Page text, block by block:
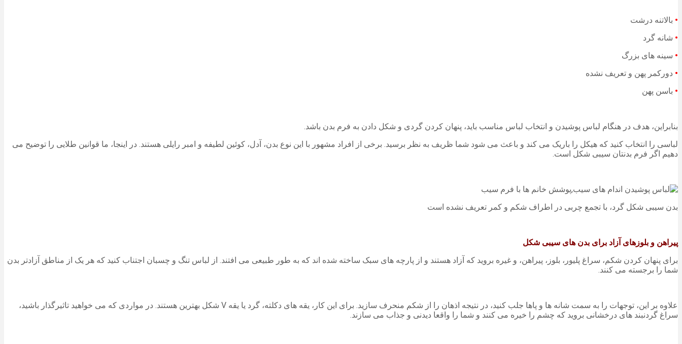
• بالاتنه درشت
• شانه گرد
• سینه های بزرگ
• دورکمر پهن و تعریف نشده
• باسن پهن
بنابراین، هدف در هنگام لباس پوشیدن و انتخاب لباس مناسب باید، پنهان کردن گردی و شکل دادن به فرم بدن باشد.
لباسی را انتخاب کنید که هیکل را باریک می کند و باعث می شود شما ظریف به نظر برسید. برخی از افراد مشهور با این نوع بدن، آدل، کوئین لطیفه و امبر رایلی هستند. در اینجا، ما قوانین طلایی را توضیح می
دهیم اگر فرم بدنتان سیبی شکل است.
بدن سیبی شکل گرد، با تجمع چربی در اطراف شکم و کمر تعریف نشده است
پیراهن و بلوزهای آزاد برای بدن های سیبی شکل
برای پنهان کردن شکم، سراغ پلیور، بلوز، پیراهن، و غیره بروید که آزاد هستند و از پارچه های سبک ساخته شده اند که به طور طبیعی می افتند. از لباس تنگ و چسبان اجتناب کنید که هر یک از مناطق آزادتر بدن
شما را برجسته می کنند.
علاوه بر این، توجهات را به سمت شانه ها و پاها جلب کنید، در نتیجه اذهان را از شکم منحرف سازید. برای این کار، یقه های دکلته، گرد یا یقه V شکل بهترین هستند. در مواردی که می خواهید تاثیرگذار باشید،
سراغ گردنبند های درخشانی بروید که چشم را خیره می کنند و شما را واقعا دیدنی و جذاب می سازند.